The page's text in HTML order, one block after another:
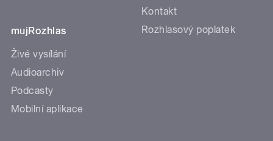
mujRozhlas
Živé vysílání
Audioarchiv
Podcasty
Mobilní aplikace
Kontakt
Rozhlasový poplatek